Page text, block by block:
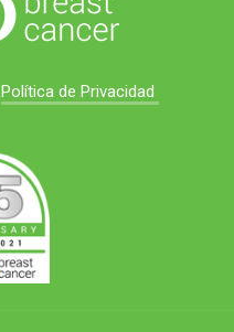
Política de Privacidad